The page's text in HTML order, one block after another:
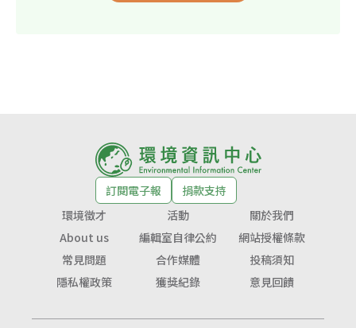
訂閱電子報
捐款支持
環境徵才
活動
關於我們
About us
編輯室自律公約
網站授權條款
常見問題
合作媒體
投稿須知
隱私權政策
獲獎紀錄 意見回饋